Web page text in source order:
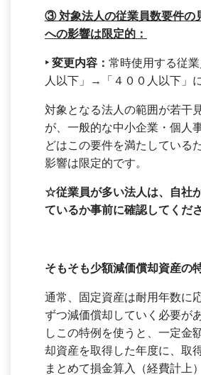
③対象法人の従業員数要件の
への影響は限定的：
‣ 変更内容： 常時使用する従
人以下」→「４００人以下」
対象となる法人の範囲が若干
が、一般的な中小企業・個人
どはこの要件を満たしている
影響は限定的です。
☆従業員が多い法人は、自社
ているか事前に確認してくださ
そもそも少額減価償却資産の
通常、固定資産は耐用年数に
ずつ減価償却していく必要が
しこの特例を使うと、一定金
却資産を取得した年度に、取
まとめて損金算入（経費計上